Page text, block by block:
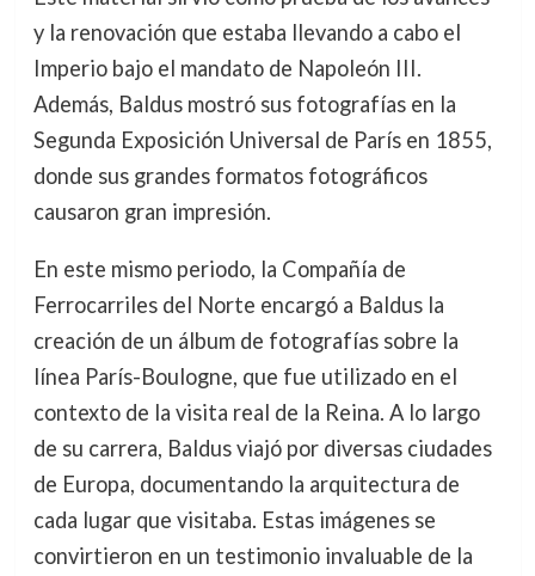
y la renovación que estaba llevando a cabo el
Imperio bajo el mandato de Napoleón III.
Además, Baldus mostró sus fotografías en la
Segunda Exposición Universal de París en 1855,
donde sus grandes formatos fotográficos
causaron gran impresión.
En este mismo periodo, la Compañía de
Ferrocarriles del Norte encargó a Baldus la
creación de un álbum de fotografías sobre la
línea París-Boulogne, que fue utilizado en el
contexto de la visita real de la Reina. A lo largo
de su carrera, Baldus viajó por diversas ciudades
de Europa, documentando la arquitectura de
cada lugar que visitaba. Estas imágenes se
convirtieron en un testimonio invaluable de la